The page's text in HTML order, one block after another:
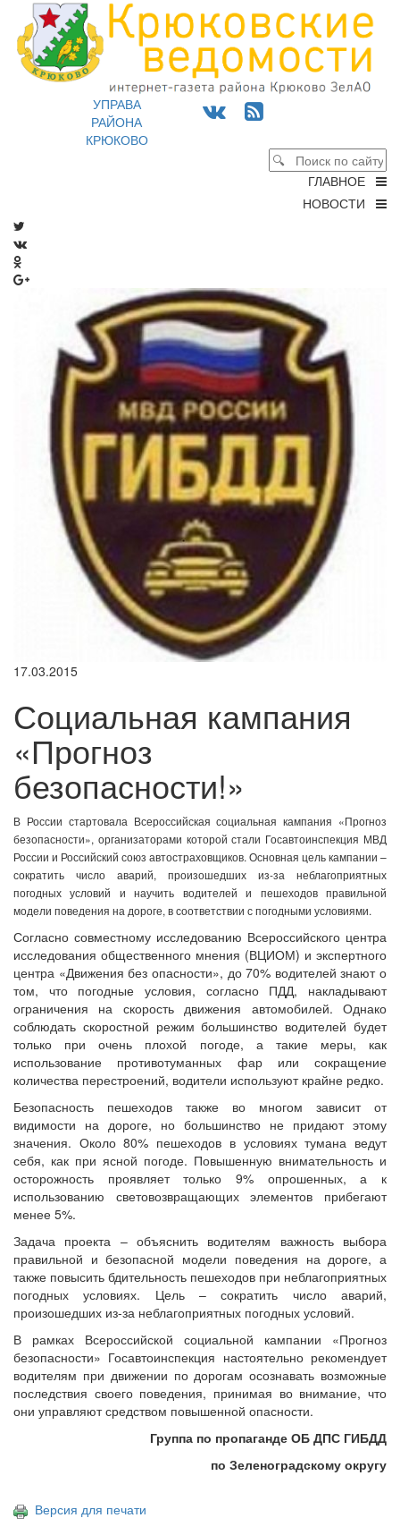
УПРАВА
РАЙОНА
КРЮКОВО
ГЛАВНОЕ
НОВОСТИ
17.03.2015
Социальная кампания
«Прогноз
безопасности!»
В России стартовала Всероссийская социальная кампания «Прогноз
безопасности», организаторами которой стали Госавтоинспекция МВД
России и Российский союз автостраховщиков. Основная цель кампании –
сократить число аварий, произошедших из-за неблагоприятных
погодных условий и научить водителей и пешеходов правильной
модели поведения на дороге, в соответствии с погодными условиями.
Согласно совместному исследованию Всероссийского центра
исследования общественного мнения (ВЦИОМ) и экспертного
центра «Движения без опасности», до 70% водителей знают о
том, что погодные условия, согласно ПДД, накладывают
ограничения на скорость движения автомобилей. Однако
соблюдать скоростной режим большинство водителей будет
только при очень плохой погоде, а такие меры, как
использование противотуманных фар или сокращение
количества перестроений, водители используют крайне редко.
Безопасность пешеходов также во многом зависит от
видимости на дороге, но большинство не придают этому
значения. Около 80% пешеходов в условиях тумана ведут
себя, как при ясной погоде. Повышенную внимательность и
осторожность проявляет только 9% опрошенных, а к
использованию световозвращающих элементов прибегают
менее 5%.
Задача проекта – объяснить водителям важность выбора
правильной и безопасной модели поведения на дороге, а
также повысить бдительность пешеходов при неблагоприятных
погодных условиях. Цель – сократить число аварий,
произошедших из-за неблагоприятных погодных условий.
В рамках Всероссийской социальной кампании «Прогноз
безопасности» Госавтоинспекция настоятельно рекомендует
водителям при движении по дорогам осознавать возможные
последствия своего поведения, принимая во внимание, что
они управляют средством повышенной опасности.
Группа по пропаганде ОБ ДПС ГИБДД
по Зеленоградскому округу
Версия для печати